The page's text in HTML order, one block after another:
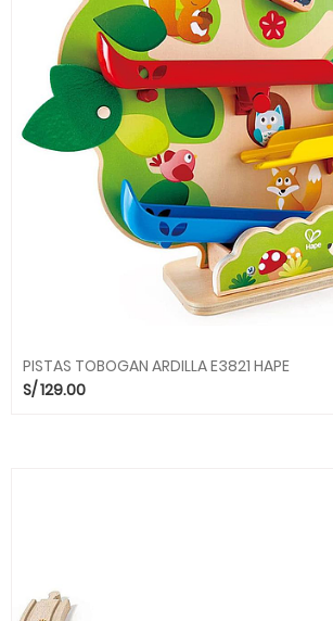
PISTAS TOBOGAN ARDILLA E3821 HAPE
S/129.00